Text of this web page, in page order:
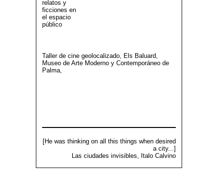
relatos y
ficciones en
el espacio
público
Taller de cine geolocalizado, Els Baluard,
Museo de Arte Moderno y Contemporáneo de
Palma,
[He was thinking on all this things when desired
a city...]
Las ciudades invisibles, Italo Calvino